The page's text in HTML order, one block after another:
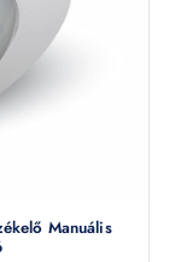
Manuális